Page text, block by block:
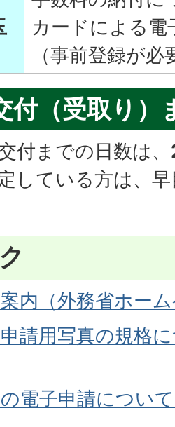
カードによる電
（事前登録が
付（受取り）
付までの日数は、
している方は、
内（外務省ホー
請用写真の規格
電子申請につい